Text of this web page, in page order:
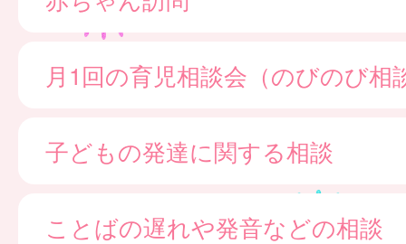
月1回の育児相談会（のびのび相
子どもの発達に関する相談
ことばの遅れや発音などの相談